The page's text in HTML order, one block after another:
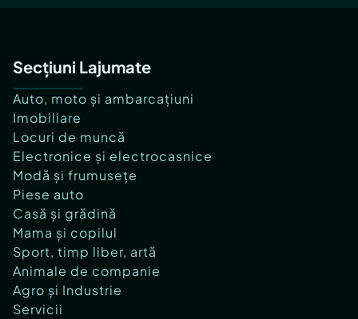
Secțiuni Lajumate
Auto, moto și ambarcațiuni
Imobiliare
Locuri de muncă
Electronice și electrocasnice
Modă și frumusețe
Piese auto
Casă și grădină
Mama și copilul
Sport, timp liber, artă
Animale de companie
Agro și Industrie
Servicii